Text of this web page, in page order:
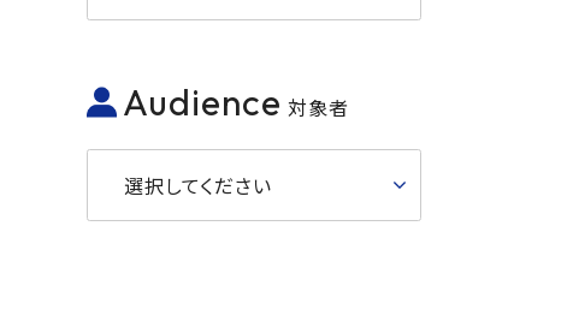
Audience 対象者
選択してください